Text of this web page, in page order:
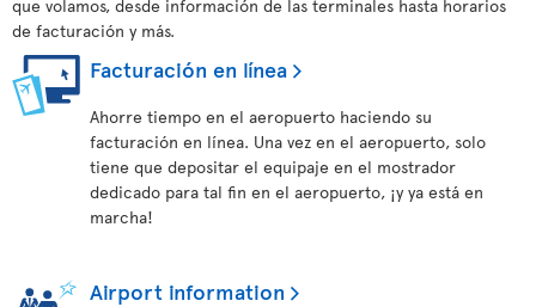
que volamos, desde información de las terminales hasta horarios
de facturación y más.
Facturación en línea
Ahorre tiempo en el aeropuerto haciendo su
facturación en línea. Una vez en el aeropuerto, solo
tiene que depositar el equipaje en el mostrador
dedicado para tal fin en el aeropuerto, ¡y ya está en
marcha!
Airport information